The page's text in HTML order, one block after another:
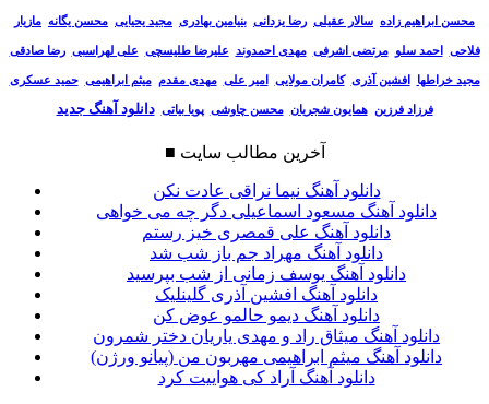
محسن ابراهیم زاده سالار عقیلی رضا یزدانی بنیامین بهادری مجید یحیایی محسن یگانه مازیار
فلاحی احمد سلو مرتضی اشرفی مهدی احمدوند علیرضا طلیسچی علی لهراسبی رضا صادقی
مجید خراطها افشین آذری کامران مولایی امیر علی مهدی مقدم میثم ابراهیمی حمید عسکری
فرزاد فرزین همایون شجریان محسن چاوشی پویا بیاتی دانلود آهنگ جدید
■ آخرین مطالب سایت
دانلود آهنگ نیما نراقی عادت نکن
دانلود آهنگ مسعود اسماعیلی دگر چه می خواهی
دانلود آهنگ علی قمصری خیز رستم
دانلود آهنگ مهراد جم باز شب شد
دانلود آهنگ یوسف زمانی از شب بپرسید
دانلود آهنگ افشین آذری گلینلیک
دانلود آهنگ دیمو حالمو عوض کن
دانلود آهنگ میثاق راد و مهدی یاریان دختر شمرون
دانلود آهنگ میثم ابراهیمی مهربون من (پیانو ورژن)
دانلود آهنگ آراد کی هواییت کرد